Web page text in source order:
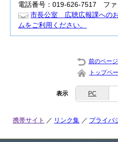
電話番号：019-626-7517 ファ
市長公室 広聴広報課への
ムをご利用ください。
前のペー
トップペ
表示 PC
携帯サイト リンク集 プライバ